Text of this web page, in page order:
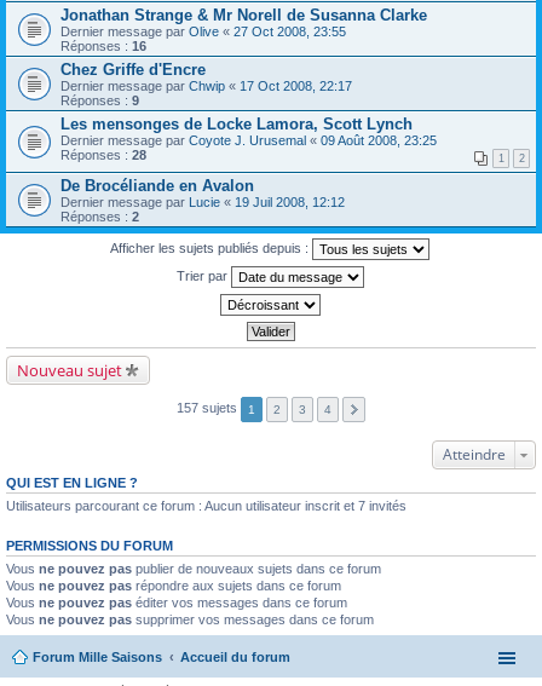
Jonathan Strange & Mr Norell de Susanna Clarke
Dernier message par Olive « 27 Oct 2008, 23:55
Réponses : 16
Chez Griffe d'Encre
Dernier message par Chwip « 17 Oct 2008, 22:17
Réponses : 9
Les mensonges de Locke Lamora, Scott Lynch
Dernier message par Coyote J. Urusemal « 09 Août 2008, 23:25
Réponses : 28 1 2
De Brocéliande en Avalon
Dernier message par Lucie « 19 Juil 2008, 12:12
Réponses : 2
Afficher les sujets publiés depuis :
Trier par
Nouveau sujet
157 sujets 1 2 3 4
Atteindre
QUI EST EN LIGNE ?
Utilisateurs parcourant ce forum : Aucun utilisateur inscrit et 7 invités
PERMISSIONS DU FORUM
Vous ne pouvez pas publier de nouveaux sujets dans ce forum
Vous ne pouvez pas répondre aux sujets dans ce forum
Vous ne pouvez pas éditer vos messages dans ce forum
Vous ne pouvez pas supprimer vos messages dans ce forum
Forum Mille Saisons Accueil du forum